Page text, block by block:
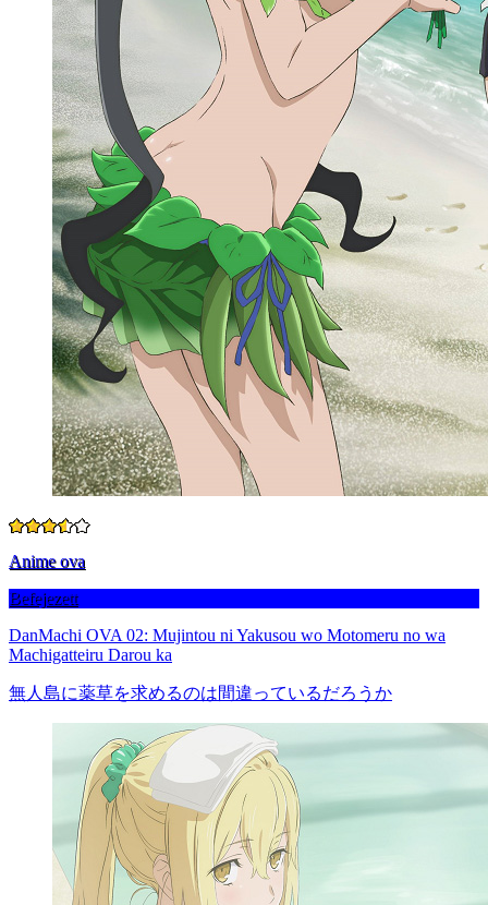
Anime ova
Befejezett
DanMachi OVA 02: Mujintou ni Yakusou wo Motomeru no wa
Machigatteiru Darou ka
無人島に薬草を求めるのは間違っているだろうか